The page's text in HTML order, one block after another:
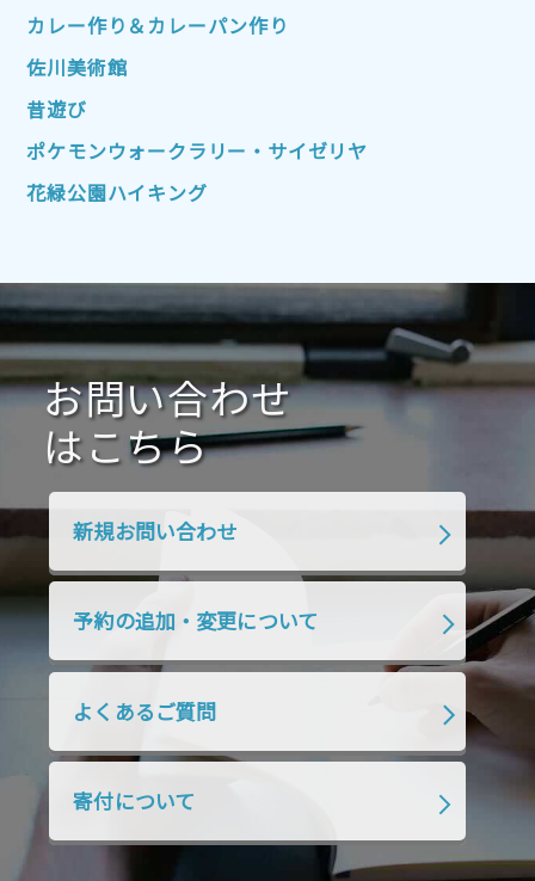
2022年10月 2022年9月
2022年7月
2022年4月
2022年1月 2021年12月 2021年11月
2021年10月 2021年9月
2021年1月 2020年12月 2020年11月
2020年10月 2020年9月 2020年8月
2020年7月 2020年6月 2020年5月
2020年4月 2020年3月 2020年2月
2019年9月
2019年4月
2018年7月 2018年6月
2018年4月 2018年3月 2018年2月
2018年1月 2017年12月
2017年10月 2017年9月 2017年8月
カレー作り＆カレーパン作り
佐川美術館
昔遊び
ポケモンウォークラリー・サイゼリヤ
花緑公園ハイキング
お問い合わせ
はこちら
新規お問い合わせ
予約の追加・変更について
よくあるご質問
寄付について